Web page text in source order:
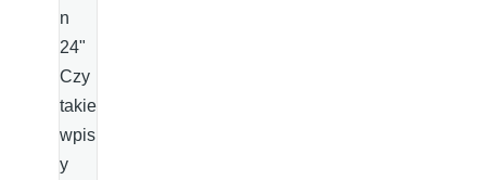
n
24"
Czy
takie
wpis
y